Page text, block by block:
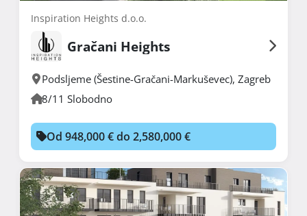
Inspiration Heights d.o.o.
Gračani Heights
Podsljeme (Šestine-Gračani-Markuševec), Zagreb
8/11 Slobodno
Od 948,000 € do 2,580,000 €